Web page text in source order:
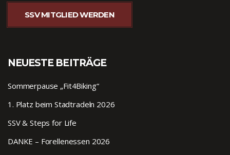
SSV MITGLIED WERDEN
NEUESTE BEITRÄGE
Sommerpause „Fit4Biking“
1. Platz beim Stadtradeln 2026
SSV & Steps for Life
DANKE – Forellenessen 2026